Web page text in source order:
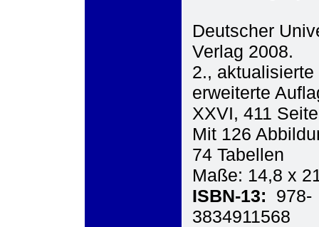
Deutscher
Verlag 2008.
2., aktualisierte
erweiterte
XXVI, 411
Mit 126
74 Tabellen
Maße: 14,8 x
ISBN-13: 978-
3834911568